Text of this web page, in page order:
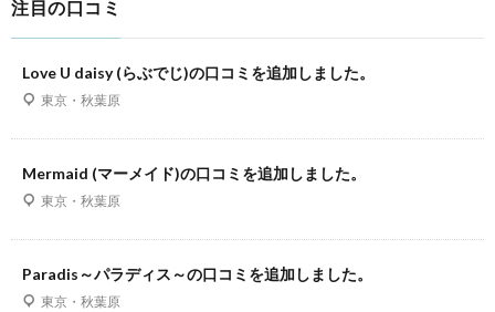
注目の口コミ
Love U daisy (らぶでじ)の口コミを追加しました。
東京・秋葉原
Mermaid (マーメイド)の口コミを追加しました。
東京・秋葉原
Paradis～パラディス～の口コミを追加しました。
東京・秋葉原